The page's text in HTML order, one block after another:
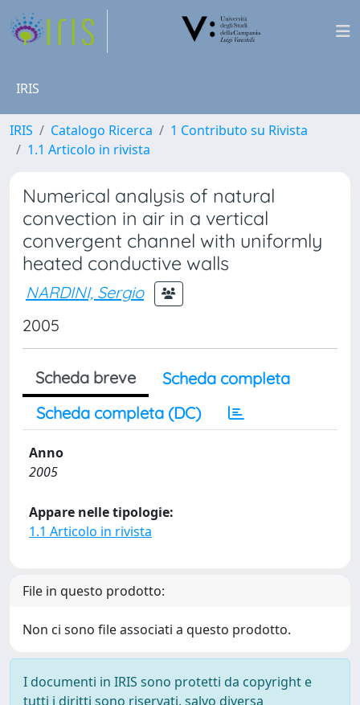
IRIS
IRIS Catalogo Ricerca
1 Contributo su Rivista
1.1 Articolo in rivista
Numerical analysis of natural
convection in air in a vertical
convergent channel with uniformly
heated conductive walls
NARDINI, Sergio
2005
Scheda breve
Scheda completa
Scheda completa (DC)
Anno
2005
Appare nelle tipologie:
1.1 Articolo in rivista
File in questo prodotto:
Non ci sono file associati a questo prodotto.
I documenti in IRIS sono protetti da copyright e
tutti i diritti sono riservati, salvo diversa